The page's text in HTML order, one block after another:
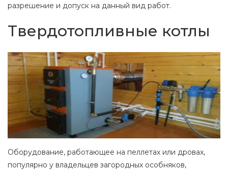
разрешение и допуск на данный вид работ.
Твердотопливные котлы
Оборудование, работающее на пеллетах или дровах,
популярно у владельцев загородных особняков,